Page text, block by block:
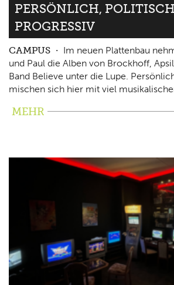
PERSÖNLICH,
PROGRESSIV
CAMPUS
Im neuen Plattenbau
und Paul die Alben von Brockhoff,
Band Believe unter die Lupe.
mischen sich hier mit viel
MEHR